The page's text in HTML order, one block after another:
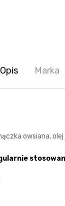
Opis Marka
owsiana, olej